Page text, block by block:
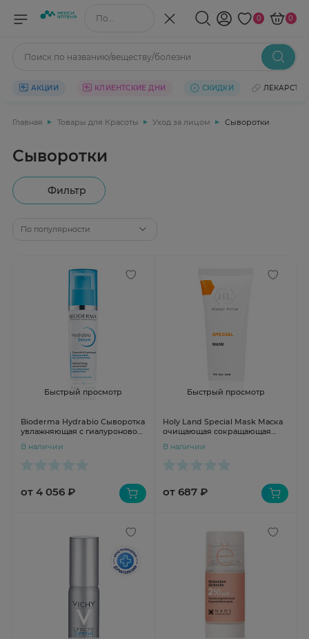
Поиск по названию/веществу 0 0
Поиск по названию/веществу/болезни
АКЦИИ КЛИЕНТСКИЕ ДНИ СКИДКИ ЛЕКАРСТВА
Главная Товары для Красоты Уход за лицом Сыворотки
Сыворотки
Фильтр
По популярности
Быстрый просмотр
Bioderma Hydrabio Сыворотка
увлажняющая с гиалуроновой
кожи лица 40 мл
В наличии
от 4 056 ₽
Быстрый просмотр
Holy Land Special Mask Маска
очищающая сокращающая
В наличии
от 687 ₽